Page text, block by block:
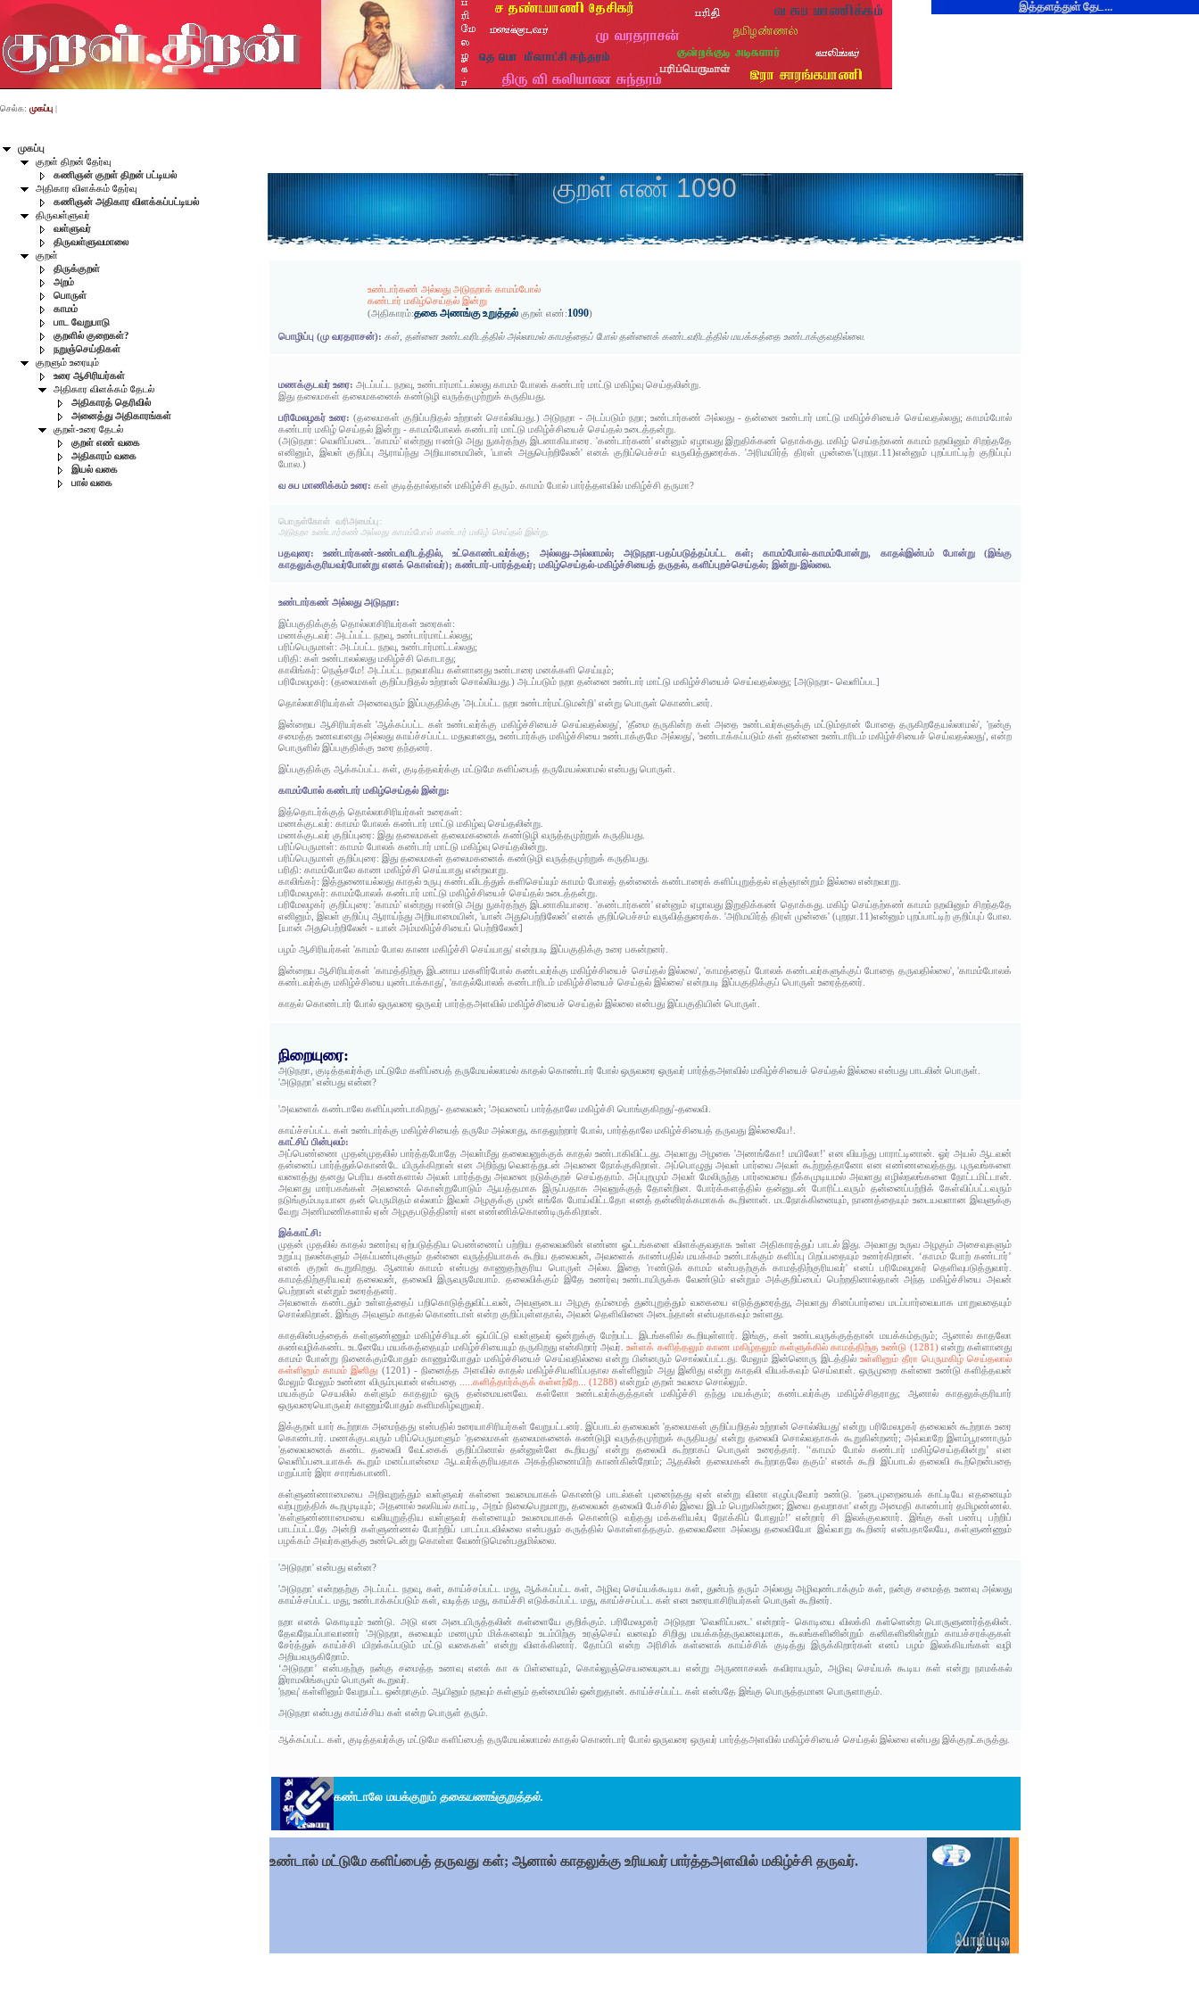
இத்தளத்துள் தேட...
முகப்பு
குறள் திறன் தேர்வு
கணிஞன் குறள் திறன் பட்டியல்
அதிகார விளக்கம் தேர்வு
கணிஞன் அதிகார விளக்கப்பட்டியல்
திருவள்ளுவர்
வள்ளுவர்
திருவள்ளுவமாலை
குறள்
திருக்குறள்
அறம்
பொருள்
காமம்
பாட வேறுபாடு
குறளில் குறைகள்?
நறுஞ்செய்திகள்
குறளும் உரையும்
உரை ஆசிரியர்கள்
அதிகார விளக்கம் தேடல்
அதிகாரத் தெரிவில்
அனைத்து அதிகாரங்கள்
குறள்-உரை தேடல்
குறள் எண் வகை
அதிகாரம் வகை
இயல் வகை
பால் வகை
செல்க: முகப்பு |
குறள் எண் 1090
உண்டார்கண் அல்லது அடுநறாக் காமம்போல்
கண்டார் மகிழ்செய்தல் இன்று
(அதிகாரம்:தகை அணங்கு உறுத்தல் குறள் எண்:1090)
பொழிப்பு (மு வரதராசன்): கள், தன்னை உண்டவரிடத்தில் அல்லாமல் காமத்தைப் போல் தன்னைக் கண்டவரிடத்தில் மயக்கத்தை உண்டாக்குவதில்லை.
மணக்குடவர் உரை:அடப்பட்ட நறவு, உண்டார்மாட்டல்லது காமம் போலக் கண்டார் மாட்டு மகிழ்வு செய்தலின்று.
இது தலைமகள் தலைமகனைக் கண்டுழி வருத்தமுற்றுக் கருதியது.
பரிமேலழகர் உரை:(தலைமகள் குறிப்பறிதல் உற்றான் சொல்லியது.) அடுநறா - அடப்படும் நறா; உண்டார்கண் அல்லது - தன்னை உண்டார் மாட்டு மகிழ்ச்சியைச் செய்வதல்லது; காமம்போல்
கண்டார் மகிழ் செய்தல் இன்று - காமம்போலக் கண்டார் மாட்டு மகிழ்ச்சியைச் செய்தல் உடைத்தன்று.
(அடுநறா: வெளிப்படை. 'காமம்' என்றது ஈண்டு அது நுகர்தற்கு இடனாகியாரை. 'கண்டார்கண்' என்னும் ஏழாவது இறுதிக்கண் தொக்கது. மகிழ் செய்தற்கண் காமம் நறவினும் சிறந்ததே
எனினும், இவள் குறிப்பு ஆராய்ந்து அறியாமையின், 'யான் அதுபெற்றிலேன்' எனக் குறிப்பெச்சம் வருவித்துரைக்க. 'அரிமயிர்த் திரள் முன்கை'(புறநா.11)என்னும் புறப்பாட்டிற் குறிப்புப்
போல.)
வ சுப மாணிக்கம் உரை:கள் குடித்தால்தான் மகிழ்ச்சி தரும். காமம் போல் பார்த்தளவில் மகிழ்ச்சி தருமா?
பொருள்கோள் வரிஅமைப்பு:
அடுநறா உண்டார்கண் அல்லது காமம்போல் கண்டார் மகிழ் செய்தல் இன்று.
பதவுரை: உண்டார்கண்-உண்டவரிடத்தில், உட்கொண்டவர்க்கு; அல்லது-அல்லாமல்; அடுநறா-பதப்படுத்தப்பட்ட கள்; காமம்போல்-காமம்போன்று, காதல்இன்பம் போன்று (இங்கு
காதலுக்குரியவர்போன்று எனக் கொள்வர்); கண்டார்-பார்த்தவர்; மகிழ்செய்தல்-மகிழ்ச்சியைத் தருதல், களிப்புறச்செய்தல்; இன்று-இல்லை.
உண்டார்கண் அல்லது அடுநறா:
இப்பகுதிக்குத் தொல்லாசிரியர்கள் உரைகள்:
மணக்குடவர்: அடப்பட்ட நறவு, உண்டார்மாட்டல்லது;
பரிப்பெருமாள்: அடப்பட்ட நறவு, உண்டார்மாட்டல்லது;
பரிதி: கள் உண்டாலல்லது மகிழ்ச்சி கொடாது;
காலிங்கர்: நெஞ்சமே! அடப்பட்ட நறவாகிய கள்ளானது உண்டாரை மனக்களி செய்யும்;
பரிமேலழகர்: (தலைமகள் குறிப்பறிதல் உற்றான் சொல்லியது.) அடப்படும் நறா தன்னை உண்டார் மாட்டு மகிழ்ச்சியைச் செய்வதல்லது; [அடுநறா- வெளிப்பட]
தொல்லாசிரியர்கள் அனைவரும் இப்பகுதிக்கு 'அடப்பட்ட நறா உண்டார்மட்டுமன்றி' என்று பொருள் கொண்டனர்.
இன்றைய ஆசிரியர்கள் 'ஆக்கப்பட்ட கள் உண்டவர்க்கு மகிழ்ச்சியைச் செய்வதல்லது', 'தீமை தருகின்ற கள் அதை உண்டவர்களுக்கு மட்டும்தான் போதை தருகிறதேயல்லாமல்', 'நன்கு
சமைத்த உணவானது அல்லது காய்ச்சப்பட்ட மதுவானது, உண்டார்க்கு மகிழ்ச்சியை உண்டாக்குமே அல்லது', 'உண்டாக்கப்படும் கள் தன்னை உண்டாரிடம் மகிழ்ச்சியைச் செய்வதல்லது', என்ற
பொருளில் இப்பகுதிக்கு உரை தந்தனர்.
இப்பகுதிக்கு ஆக்கப்பட்ட கள், குடித்தவர்க்கு மட்டுமே களிப்பைத் தருமேயல்லாமல் என்பது பொருள்.
காமம்போல் கண்டார் மகிழ்செய்தல் இன்று:
இத்தொடர்க்குத் தொல்லாசிரியர்கள் உரைகள்:
மணக்குடவர்: காமம் போலக் கண்டார் மாட்டு மகிழ்வு செய்தலின்று.
மணக்குடவர் குறிப்புரை: இது தலைமகள் தலைமகனைக் கண்டுழி வருத்தமுற்றுக் கருதியது.
பரிப்பெருமாள்: காமம் போலக் கண்டார் மாட்டு மகிழ்வு செய்தலின்று.
பரிப்பெருமாள் குறிப்புரை: இது தலைமகள் தலைமகனைக் கண்டுழி வருத்தமுற்றுக் கருதியது.
பரிதி: காமம்போலே காண மகிழ்ச்சி செய்யாது என்றவாறு.
காலிங்கர்: இத்துணையல்லது காதல் உருபு கண்டவிடத்துக் களிசெய்யும் காமம் போலத் தன்னைக் கண்டாரைக் களிப்புறுத்தல் எஞ்ஞான்றும் இல்லை என்றவாறு.
பரிமேலழகர்: காமம்போலக் கண்டார் மாட்டு மகிழ்ச்சியைச் செய்தல் உடைத்தன்று.
பரிமேலழகர் குறிப்புரை: 'காமம்' என்றது ஈண்டு அது நுகர்தற்கு இடனாகியாரை. 'கண்டார்கண்' என்னும் ஏழாவது இறுதிக்கண் தொக்கது. மகிழ் செய்தற்கண் காமம் நறவினும் சிறந்ததே
எனினும், இவள் குறிப்பு ஆராய்ந்து அறியாமையின், 'யான் அதுபெற்றிலேன்' எனக் குறிப்பெச்சம் வருவித்துரைக்க. 'அரிமயிர்த் திரள் முன்கை' (புறநா.11)என்னும் புறப்பாட்டிற் குறிப்புப் போல.
[யான் அதுபெற்றிலேன் - யான் அம்மகிழ்ச்சியைப் பெற்றிலேன்]
பழம் ஆசிரியர்கள் 'காமம் போல காண மகிழ்ச்சி செய்யாது' என்றபடி இப்பகுதிக்கு உரை பகன்றனர்.
இன்றைய ஆசிரியர்கள் 'காமத்திற்கு இடனாய மகளிர்போல் கண்டவர்க்கு மகிழ்ச்சியைச் செய்தல் இல்லை', 'காமத்தைப் போலக் கண்டவர்களுக்குப் போதை தருவதில்லை', 'காமம்போலக்
கண்டவர்க்கு மகிழ்ச்சியை யுண்டாக்காது', 'காதல்போலக் கண்டாரிடம் மகிழ்ச்சியைச் செய்தல் இல்லை' என்றபடி இப்பகுதிக்குப் பொருள் உரைத்தனர்.
காதல் கொண்டார் போல் ஒருவரை ஒருவர் பார்த்தஅளவில் மகிழ்ச்சியைச் செய்தல் இல்லை என்பது இப்பகுதியின் பொருள்.
நிறையுரை:
அடுநறா, குடித்தவர்க்கு மட்டுமே களிப்பைத் தருமேயல்லாமல் காதல் கொண்டார் போல் ஒருவரை ஒருவர் பார்த்தஅளவில் மகிழ்ச்சியைச் செய்தல் இல்லை என்பது பாடலின் பொருள்.
'அடுநறா' என்பது என்ன?
'அவளைக் கண்டாலே களிப்புண்டாகிறது'- தலைவன்; 'அவனைப் பார்த்தாலே மகிழ்ச்சி பொங்குகிறது'-தலைவி.
காய்ச்சப்பட்ட கள் உண்டார்க்கு மகிழ்ச்சியைத் தருமே அல்லாது, காதலுற்றார் போல், பார்த்தாலே மகிழ்ச்சியைத் தருவது இல்லையே!.
காட்சிப் பின்புலம்:
அப்பெண்ணை முதன்முதலில் பார்த்தபோதே அவள்மீது தலைவனுக்குக் காதல் உண்டாகிவிட்டது. அவளது அழகை 'அணங்கோ! மயிலோ!' என வியந்து பாராட்டினான். ஓர் அயல் ஆடவன்
தன்னைப் பார்த்துக்கொண்டே யிருக்கிறான் என அறிந்து வெளத்துடன் அவனை நோக்குகிறாள். அப்பொழுது அவள் பார்வை அவள் கூற்றுத்தானோ என எண்ணவைத்தது. புருவங்களை
வளைத்து தனது பெரிய கண்களால் அவள் பார்த்தது அவனை நடுக்குறச் செய்ததாம். அப்புறமும் அவள் மேலிருந்த பார்வையை நீக்கமுடியமல் அவளது எழில்நலங்களை நோட்டமிட்டான்.
அவளது மார்பகங்கள் அவனைக் கொன்றுபோடும் ஆயத்தமாக இருப்பதாக அவனுக்குத் தோன்றின. போர்க்களத்தில் தன்னுடன் போரிட்டவரும் தன்னைப்பற்றிக் கேள்விப்பட்டவரும்
நடுங்கும்படியான தன் பெருமிதம் எல்லாம் இவள் அழகுக்கு முன் எங்கே போய்விட்டதோ எனத் தன்னிரக்கமாகக் கூறினான். மடநோக்கினையும், நாணத்தையும் உடையவளான இவளுக்கு
வேறு அணிமணிகளால் ஏன் அழகுபடுத்தினர் என எண்ணிக்கொண்டிருக்கிறான்.
இக்காட்சி:
முதன் முதலில் காதல் உணர்வு ஏற்படுத்திய பெண்ணைப் பற்றிய தலைவனின் எண்ண ஓட்டங்களை விளக்குவதாக உள்ள அதிகாரத்துப் பாடல் இது. அவளது உருவ அழகும் அசைவுகளும்
உறுப்பு நலன்களும் அகப்பண்புகளும் தன்னை வருத்தியாகக் கூறிய தலைவன், அவளைக் காண்பதில் மயக்கம் உண்டாக்கும் களிப்பு பிறப்பதையும் உணர்கிறான். ‘காமம் போற் கண்டார்’
எனக் குறள் கூறுகிறது. ஆனால் காமம் என்பது காணுதற்குரிய பொருள் அல்ல. இதை 'ஈண்டுக் காமம் என்பதற்குக் காமத்திற்குரியவர்' எனப் பரிமேலழகர் தெளிவுபடுத்துவார்.
காமத்திற்குரியவர் தலைவன், தலைவி இருவருமேயாம். தலைவிக்கும் இதே உணர்வு உண்டாயிருக்க வேண்டும் என்றும் அக்குறிப்பைப் பெற்றதினால்தான் அந்த மகிழ்ச்சியை அவன்
பெற்றான் என்றும் உரைத்தனர்.
அவளைக் கண்டதும் உள்ளத்தைப் பறிகொடுத்துவிட்டவன், அவளுடைய அழகு தம்மைத் துன்புறுத்தும் வகையை எடுத்துரைத்து, அவளது சினப்பார்வை மடப்பார்வையாக மாறுவதையும்
சொல்கிறான். இங்கு அவளும் காதல் கொண்டாள் என்ற குறிப்புள்ளதால், அவன் தெளிவினை அடைந்தான் என்பதாகவும் உள்ளது.
காதலின்பத்தைக் கள்ளுண்ணும் மகிழ்ச்சியுடன் ஒப்பிட்டு வள்ளுவர் ஒன்றுக்கு மேற்பட்ட இடங்களில் கூறியுள்ளார். இங்கு, கள் உண்டவருக்குத்தான் மயக்கம்தரும்; ஆனால் காதலோ
கண்வழிக்கண்ட உடனேயே மயக்கத்தையும் மகிழ்ச்சியையும் தருகிறது என்கிறார் அவர்.உள்ளக் களித்தலும் காண மகிழ்தலும் கள்ளுக்கில் காமத்திற்கு உண்டு (1281) என்று கள்ளானது
காமம் போன்று நினைக்கும்போதும் காணும்போதும் மகிழ்ச்சியைச் செய்வதில்லை என்று பின்னரும் சொல்லப்பட்டது. மேலும் இன்னொரு இடத்தில் உள்ளினும் தீரா பெருமகிழ் செய்தலால்
கள்ளினும் காமம் இனிது (1201) - நினைத்த அளவில் காதல் மகிழ்ச்சியளிப்பதால கள்ளினும் அது இனிது என்று காதலி வியக்கவும் செய்வாள். ஒருமுறை கள்ளை உண்டு களித்தவன்
மேலும் மேலும் உண்ண விரும்புவான் என்பதை
.....களித்தார்க்குக் கள்ளற்றே... (1288)என்றும் குறள் உவமை சொல்லும்.
மயக்கும் செயலில் கள்ளும் காதலும் ஒரு தன்மையனவே. கள்ளோ உண்டவர்க்குத்தான் மகிழ்ச்சி தந்து மயக்கும்; கண்டவர்க்கு மகிழ்ச்சிதராது; ஆனால் காதலுக்குரியார்
ஒருவரையொருவர் காணும்போதும் களிமகிழ்வுறுவர்.
இக்குறள் யார் கூற்றாக அமைந்தது என்பதில் உரையாசிரியர்கள் வேறுபட்டனர். இப்பாடல் தலைவன் 'தலைமகள் குறிப்பறிதல் உற்றான் சொல்லியது' என்று பரிமேலழகர் தலைவன் கூற்றாக உரை
கொண்டார். மணக்குடவரும் பரிப்பெருமாளும் 'தலைமகள் தலைமகனைக் கண்டுழி வருத்தமுற்றுக் கருதியது' என்று தலைவி சொல்வதாகக் கூறுகின்றனர்; அவ்வாறே இளம்பூரணாரும்
'தலைவனைக் கண்ட தலைவி வேட்கைக் குறிப்பினால் தன்னுள்ளே கூறியது' என்று தலைவி கூற்றாகப் பொருள் உரைத்தார். '‘காமம் போல் கண்டார் மகிழ்செய்தலின்று’ என
வெளிப்படையாகக் கூறும் மனப்பான்மை ஆடவர்க்குரியதாக அகத்திணையிற் காண்கின்றோம்; ஆதலின் தலைமகன் கூற்றாதலே தகும்' எனக் கூறி இப்பாடல் தலைவி கூற்றென்பதை
மறுப்பார் இரா சாரங்கபாணி.
கள்ளுண்ணாமையை அறிவுறுத்தும் வள்ளுவர் கள்ளை உவமையாகக் கொண்டு பாடல்கள் புனைந்தது ஏன் என்று வினா எழுப்புவோர் உண்டு. 'நடைமுறையைக் காட்டியே எதனையும்
வற்புறுத்திக் கூறமுடியும்; அதனால் உலகியல் காட்டி, அறம் நிலைபெறுமாறு, தலைவன் தலைவி பேச்சில் இவை இடம் பெறுகின்றன; இவை தவறாகா' என்று அமைதி காண்பார் தமிழண்ணல்.
'கள்ளுண்ணாமையை வலியுறுத்திய வள்ளுவர் கள்ளையும் உவமையாகக் கொண்டு வந்தது மக்களியல்பு நோக்கிப் போலும்!' என்றார் சி இலக்குவனார். இங்கு கள் பண்பு பற்றிப்
பாடப்பட்டதே அன்றி கள்ளுண்ணல் போற்றிப் பாடப்படவில்லை என்பதும் கருத்தில் கொள்ளத்தகும். தலைவனோ அல்லது தலைவியோ இவ்வாறு கூறினர் என்பதாலேயே, கள்ளுண்ணும்
பழக்கம் அவர்களுக்கு உண்டென்று கொள்ள வேண்டுமென்பதுமில்லை.
'அடுநறா' என்பது என்ன?
'அடுநறா' என்றதற்கு அடப்பட்ட நறவு, கள், காய்ச்சப்பட்ட மது, ஆக்கப்பட்ட கள், அழிவு செய்யக்கூடிய கள், துன்பந் தரும் அல்லது அழிவுண்டாக்கும் கள், நன்கு சமைத்த உணவு அல்லது
காய்ச்சப்பட்ட மது, உண்டாக்கப்படும் கள், வடித்த மது, காய்ச்சி எடுக்கப்பட்ட மது, காய்ச்சப்பட்ட கள் என உரையாசிரியர்கள் பொருள் கூறினர்.
நறா எனக் கொடியும் உண்டு. அடு என அடையிருத்தலின் கள்ளையே குறிக்கும். பரிமேலழகர் அடுநறா 'வெளிப்படை' என்றார்- கொடியை விலக்கி கள்ளென்ற பொருளுணர்த்தலின்.
தேவநேயப்பாவாணர் 'அடுநறா, சுவையும் மணமும் மிக்கனவும் உடம்பிற்கு உரஞ்செய் வனவும் சிறிது மயக்கந்தருவனவுமாக, கூலங்களினின்றும் கனிகளினின்றும் காயச்சரக்குகள்
சேர்த்துக் காய்ச்சி யிறக்கப்படும் மட்டு வகைகள்' என்று விளக்கினார். தோப்பி என்ற அரிசிக் கள்ளைக் காய்ச்சிக் குடித்து இருக்கிறார்கள் எனப் பழம் இலக்கியங்கள் வழி
அறியவருகிறோம்.
‘அடுநறா’ என்பதற்கு நன்கு சமைத்த உணவு எனக் கா சு பிள்ளையும், கொல்லுஞ்செயலையுடைய என்று அருணாசலக் கவிராயரும், அழிவு செய்யக் கூடிய கள் என்று நாமக்கல்
இராமலிங்கமும் பொருள் கூறுவர்.
'நறவு' கள்ளினும் வேறுபட்ட ஒன்றாகும். ஆயினும் நறவும் கள்ளும் தன்மையில் ஒன்றுதான். காய்ச்சப்பட்ட கள் என்பதே இங்கு பொருத்தமான பொருளாகும்.
அடுநறா என்பது காய்ச்சிய கள் என்ற பொருள் தரும்.
ஆக்கப்பட்ட கள், குடித்தவர்க்கு மட்டுமே களிப்பைத் தருமேயல்லாமல் காதல் கொண்டார் போல் ஒருவரை ஒருவர் பார்த்தஅளவில் மகிழ்ச்சியைச் செய்தல் இல்லை என்பது இக்குறட்கருத்து.
கண்டாலே மயக்குறும் தகையணங்குறுத்தல்.
உண்டால் மட்டுமே களிப்பைத் தருவது கள்; ஆனால் காதலுக்கு உரியவர் பார்த்தஅளவில் மகிழ்ச்சி தருவர்.